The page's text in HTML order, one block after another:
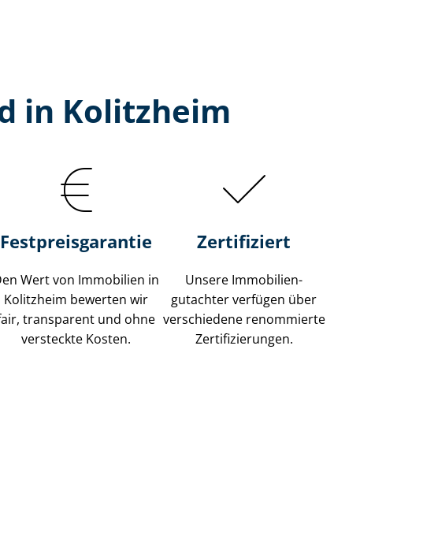
in Kolitzheim
Festpreis​garantie
Wert von Immobilien in
Kolitzheim bewerten wir
transparent und ohne
versteckte Kosten.
Zertifiziert
Unsere Immobilien­
gutachter verfügen über
verschiedene renommierte
Zer­ti­fi­zie­run­gen.